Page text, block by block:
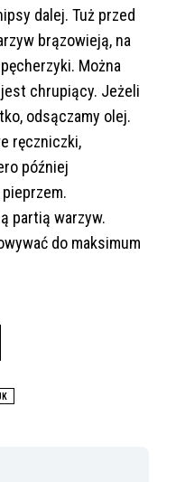
dalej. Tuż przed
brązowieją, na
Można
chrupiący. Jeżeli
odsączamy olej.
ręczniczki,
później
partią warzyw.
do maksimum